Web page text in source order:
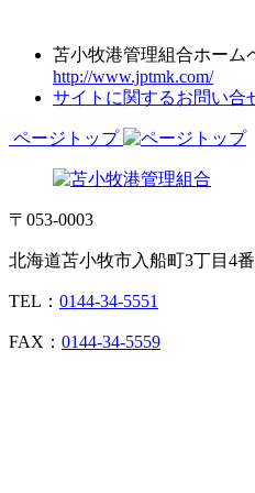
苫小牧港管理組合ホーム
http://www.jptmk.com/
サイトに関するお問い合
ページトップ
〒053-0003
北海道苫小牧市入船町3丁目4
TEL： 0144-34-5551
FAX： 0144-34-5559